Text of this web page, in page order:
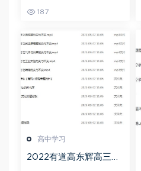
教程
187
高中学习
2022有道高东辉高三化